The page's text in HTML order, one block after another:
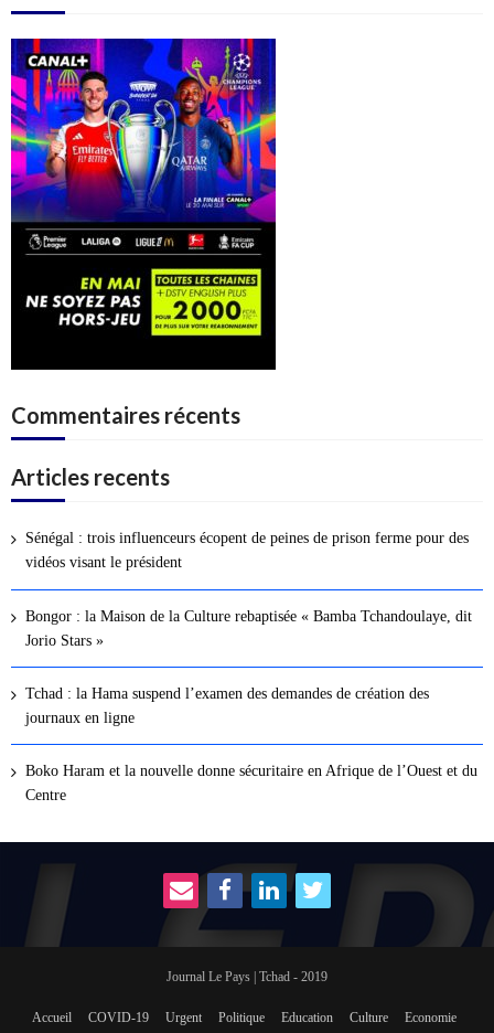
Commentaires récents
Articles recents
Sénégal : trois influenceurs écopent de peines de prison ferme pour des
vidéos visant le président
Bongor : la Maison de la Culture rebaptisée « Bamba Tchandoulaye, dit
Jorio Stars »
Tchad : la Hama suspend l’examen des demandes de création des
journaux en ligne
Boko Haram et la nouvelle donne sécuritaire en Afrique de l’Ouest et du
Centre
Journal Le Pays | Tchad - 2019
Accueil COVID-19 Urgent Politique Education Culture Economie